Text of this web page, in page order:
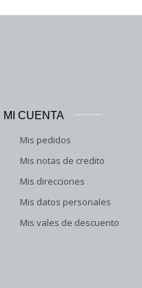
MI CUENTA
Mis pedidos
Mis notas de credito
Mis direcciones
Mis datos personales
Mis vales de descuento